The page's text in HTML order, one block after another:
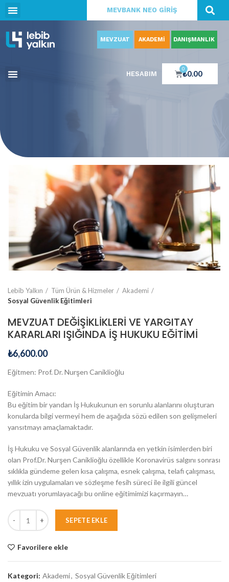
MEVBANK NEO GİRİŞ
MEVZUAT AKADEMİ DANIŞMANLIK
HESABIM ₺0.00
0
Lebib Yalkın Tüm Ürün & Hizmeler
Akademi
Sosyal Güvenlik Eğitimleri
MEVZUAT DEĞİŞİKLİKLERİ VE YARGITAY
KARARLARI IŞIĞINDA İŞ HUKUKU EĞİTİMİ
₺6,600.00
Eğitmen: Prof. Dr. Nurşen Caniklioğlu
Eğitimin Amacı:
Bu eğitim bir yandan İş Hukukunun en sorunlu alanlarını oluşturan
konularda bilgi vermeyi hem de aşağıda sözü edilen son gelişmeleri
yansıtmayı amaçlamaktadır.
İş Hukuku ve Sosyal Güvenlik alanlarında en yetkin isimlerden biri
olan Prof.Dr. Nurşen Caniklioğlu özellikle Koronavirüs salgını sonrası
sıklıkla gündeme gelen kısa çalışma, esnek çalışma, telafi çalışması,
yıllık izin uygulamaları ve sözleşme fesih süreci ile ilgili güncel
mevzuatı yorumlayacağı bu online eğitimimizi kaçırmayın…
SEPETE EKLE
Favorilere ekle
Kategori: Akademi, Sosyal Güvenlik Eğitimleri